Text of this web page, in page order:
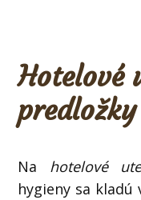
Hotelové
predložky
Na hotelové
hygieny sa